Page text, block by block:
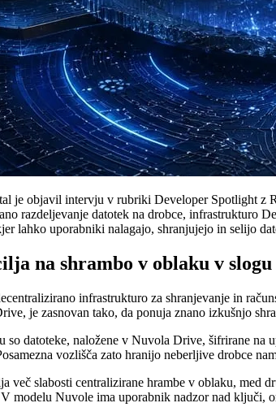
je objavil intervju v rubriki Developer Spotlight z
razdeljevanje datotek na drobce, infrastrukturo
lahko uporabniki nalagajo, shranjujejo in selijo
na shrambo v oblaku v
infrastrukturo za shranjevanje in
je zasnovan tako, da ponuja znano izkušnjo
so datoteke, naložene v Nuvola Drive, šifrirane na
vozlišča zato hranijo neberljive drobce
več slabosti centralizirane hrambe v oblaku,
modelu Nuvole ima uporabnik nadzor nad ključi,